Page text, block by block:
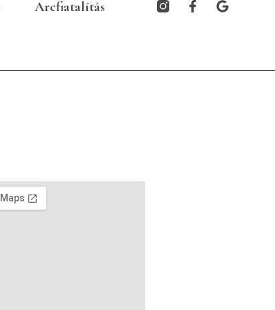
Arcfiatalítás